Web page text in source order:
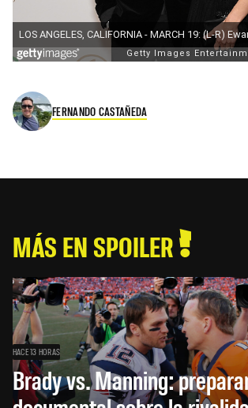
FERNANDO CASTAÑEDA
MÁS EN SPOILER
HACE 13 HORAS
Brady vs. Manning: